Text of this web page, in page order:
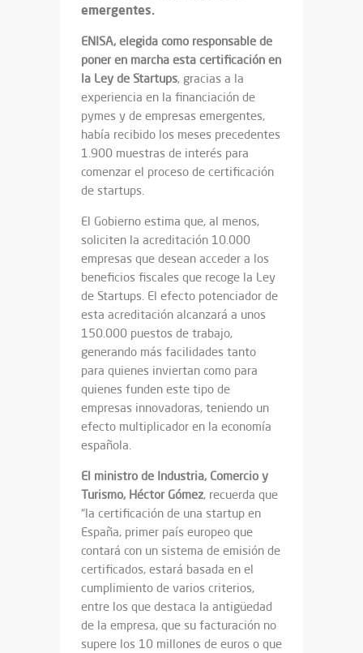
emergentes.
ENISA, elegida como responsable de
poner en marcha esta certificación en
la Ley de Startups, gracias a la
experiencia en la financiación de
pymes y de empresas emergentes,
había recibido los meses precedentes
1.900 muestras de interés para
comenzar el proceso de certificación
de startups.
El Gobierno estima que, al menos,
soliciten la acreditación 10.000
empresas que desean acceder a los
beneficios fiscales que recoge la Ley
de Startups. El efecto potenciador de
esta acreditación alcanzará a unos
150.000 puestos de trabajo,
generando más facilidades tanto
para quienes inviertan como para
quienes funden este tipo de
empresas innovadoras, teniendo un
efecto multiplicador en la economía
española.
El ministro de Industria, Comercio y
Turismo, Héctor Gómez, recuerda que
“la certificación de una startup en
España, primer país europeo que
contará con un sistema de emisión de
certificados, estará basada en el
cumplimiento de varios criterios,
entre los que destaca la antigüedad
de la empresa, que su facturación no
supere los 10 millones de euros o que